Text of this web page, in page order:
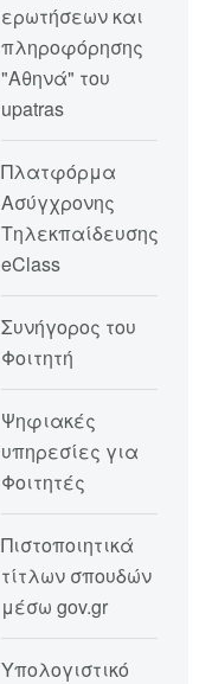
ερωτήσεων και
πληροφόρησης
"Αθηνά" του
upatras
Πλατφόρμα
Ασύγχρονης
Τηλεκπαίδευσης
eClass
Συνήγορος του
Φοιτητή
Ψηφιακές
υπηρεσίες για
Φοιτητές
Πιστοποιητικά
τίτλων σπουδών
μέσω gov.gr
Υπολογιστικό